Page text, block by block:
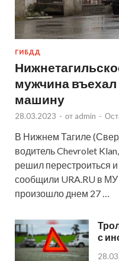
ГИБДД
мужчина
машину
28.03.2023 - от admin -
В Нижнем Тагиле
водитель Chevrolet
решил перестроиться
сообщили URA.RU в
произошло днем 27 …
с